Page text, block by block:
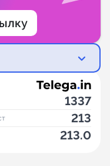
1337
213
213.0